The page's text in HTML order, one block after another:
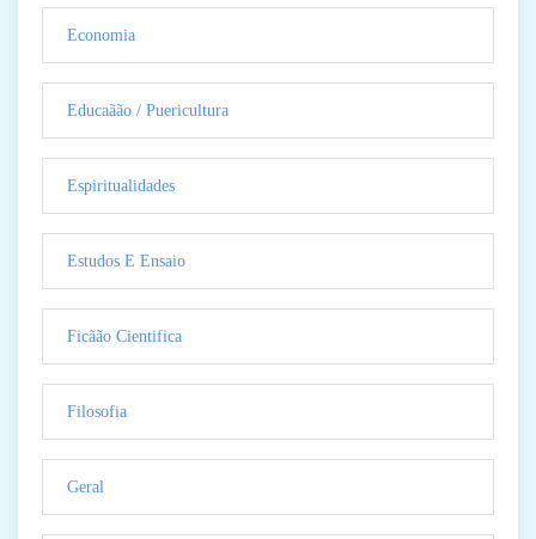
Economia
Educaãão / Puericultura
Espiritualidades
Estudos E Ensaio
Ficãão Cientifica
Filosofia
Geral